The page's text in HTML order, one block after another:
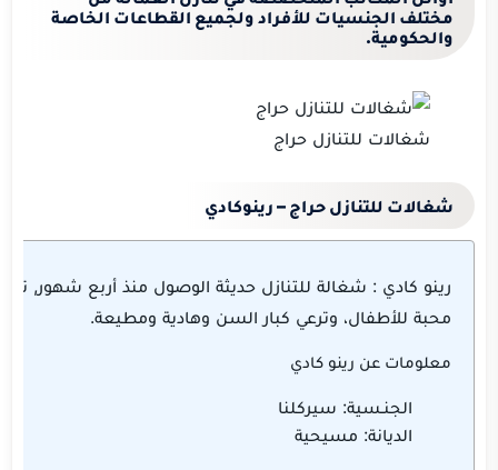
مختلف الجنسيات للأفراد ولجميع القطاعات الخاصة
والحكومية.
شغالات للتنازل حراج
شغالات للتنازل حراج – رينوكادي
رينو كادي : شغالة للتنازل حديثة الوصول منذ أربع شهور,
محبة للأطفال، وترعي كبار السن وهادية ومطيعة.
معلومات عن رينو كادي
الجنـسية: سيركلنا
الديانة: مسيحية